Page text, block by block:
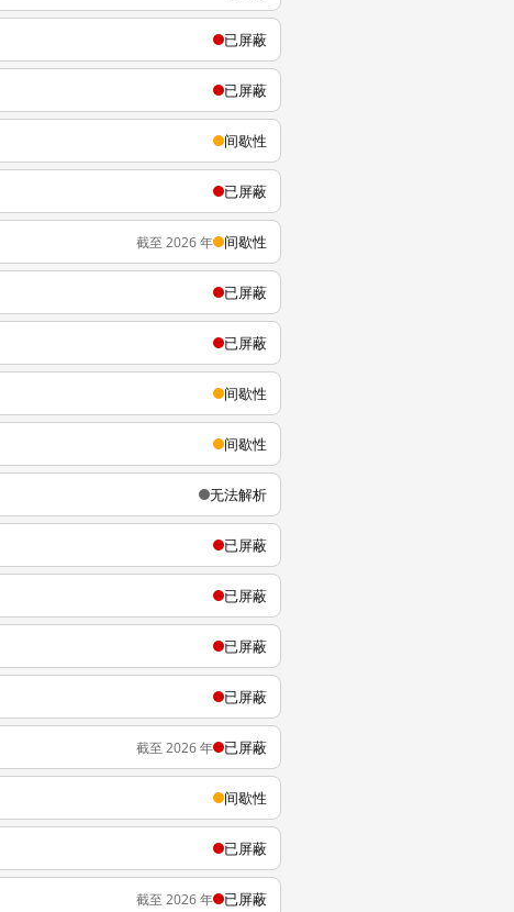
已屏蔽
已屏蔽
间歇性
已屏蔽
截至 2026 年 间歇性
已屏蔽
已屏蔽
间歇性
间歇性
无法解析
已屏蔽
已屏蔽
已屏蔽
已屏蔽
截至 2026 年 已屏蔽
间歇性
已屏蔽
截至 2026 年 已屏蔽